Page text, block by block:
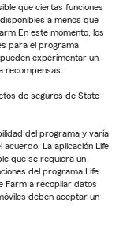
que ciertas funciones
a menos que
este momento, los
para el programa
experimentar un
recompensas.
de seguros de State
del programa y varía
acuerdo. La aplicación Life
que se requiera un
del programa Life
Farm a recopilar datos
deben aceptar un